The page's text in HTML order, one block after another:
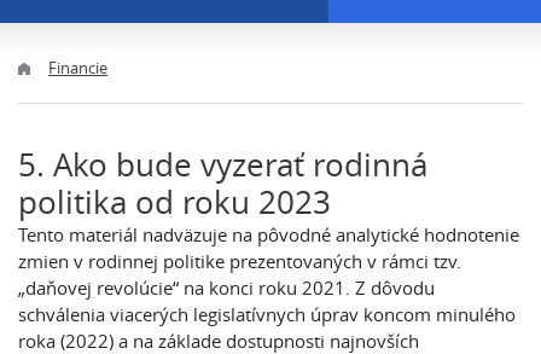
Financie
5. Ako bude vyzerať rodinná
politika od roku 2023
Tento materiál nadväzuje na pôvodné analytické hodnotenie
zmien v rodinnej politike prezentovaných v rámci tzv.
„daňovej revolúcie“ na konci roku 2021. Z dôvodu
schválenia viacerých legislatívnych úprav koncom minulého
roka (2022) a na základe dostupnosti najnovších